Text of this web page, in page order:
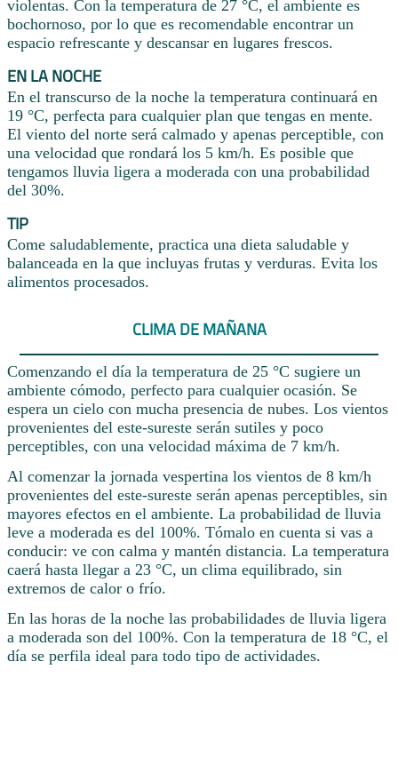
violentas. Con la temperatura de 27 °C, el ambiente es
bochornoso, por lo que es recomendable encontrar un
espacio refrescante y descansar en lugares frescos.
EN LA NOCHE
En el transcurso de la noche la temperatura continuará en
19 °C, perfecta para cualquier plan que tengas en mente.
El viento del norte será calmado y apenas perceptible, con
una velocidad que rondará los 5 km/h. Es posible que
tengamos lluvia ligera a moderada con una probabilidad
del 30%.
TIP
Come saludablemente, practica una dieta saludable y
balanceada en la que incluyas frutas y verduras. Evita los
alimentos procesados.
CLIMA DE MAÑANA
Comenzando el día la temperatura de 25 °C sugiere un
ambiente cómodo, perfecto para cualquier ocasión. Se
espera un cielo con mucha presencia de nubes. Los vientos
provenientes del este-sureste serán sutiles y poco
perceptibles, con una velocidad máxima de 7 km/h.
Al comenzar la jornada vespertina los vientos de 8 km/h
provenientes del este-sureste serán apenas perceptibles, sin
mayores efectos en el ambiente. La probabilidad de lluvia
leve a moderada es del 100%. Tómalo en cuenta si vas a
conducir: ve con calma y mantén distancia. La temperatura
caerá hasta llegar a 23 °C, un clima equilibrado, sin
extremos de calor o frío.
En las horas de la noche las probabilidades de lluvia ligera
a moderada son del 100%. Con la temperatura de 18 °C, el
día se perfila ideal para todo tipo de actividades.